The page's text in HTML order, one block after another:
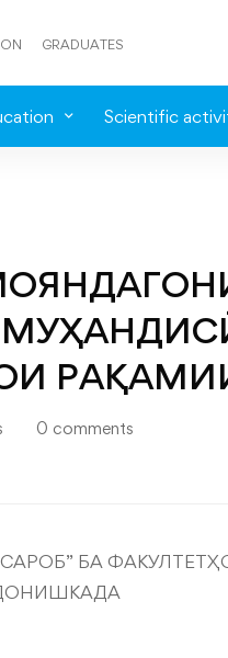
GRADUATES
Scientific
0 comments
БА